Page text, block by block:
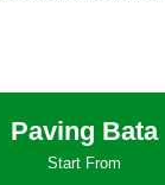
Paving Bata
Start From